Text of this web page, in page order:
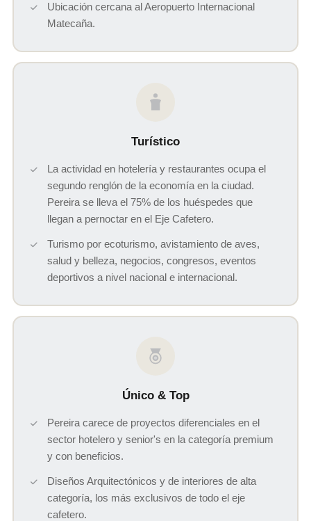
Ubicación cercana al Aeropuerto Internacional
Matecaña.
Turístico
La actividad en hotelería y restaurantes ocupa el
segundo renglón de la economía en la ciudad.
Pereira se lleva el 75% de los huéspedes que
llegan a pernoctar en el Eje Cafetero.
Turismo por ecoturismo, avistamiento de aves,
salud y belleza, negocios, congresos, eventos
deportivos a nivel nacional e internacional.
Único & Top
Pereira carece de proyectos diferenciales en el
sector hotelero y senior's en la categoría premium
y con beneficios.
Diseños Arquitectónicos y de interiores de alta
categoría, los más exclusivos de todo el eje
cafetero.